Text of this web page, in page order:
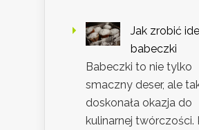
Jak zrobić
babeczki
Babeczki to nie tylko
smaczny deser, ale
doskonała okazja do
kulinarnej twórczości.